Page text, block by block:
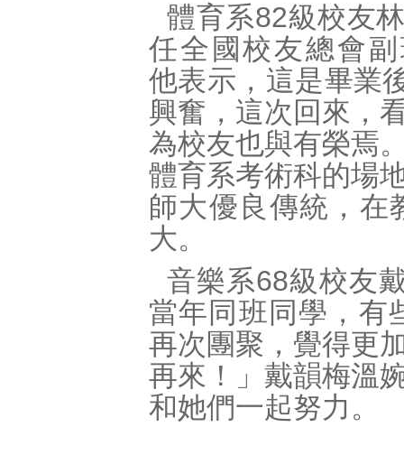
體育系82級校友
任全國校友總會
他表示，這是畢業
興奮，這次回來，
為校友也與有榮焉
體育系考術科的場
師大優良傳統，在
大。
音樂系68級校友
當年同班同學，有
再次團聚，覺得更
再來！」戴韻梅溫
和她們一起努力。